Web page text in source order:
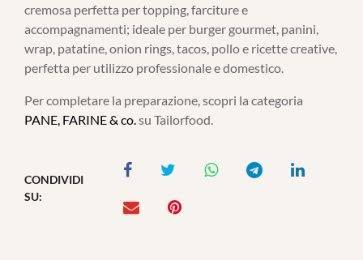
cremosa perfetta per topping, farciture e
accompagnamenti; ideale per burger gourmet, panini,
wrap, patatine, onion rings, tacos, pollo e ricette creative,
perfetta per utilizzo professionale e domestico.
Per completare la preparazione, scopri la categoria
PANE, FARINE & co.su Tailorfood.
CONDIVIDI
SU: